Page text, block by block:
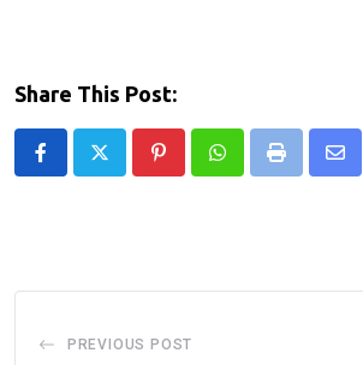
Share This Post:
PinterestWhatsappPrint
PREVIOUS POST